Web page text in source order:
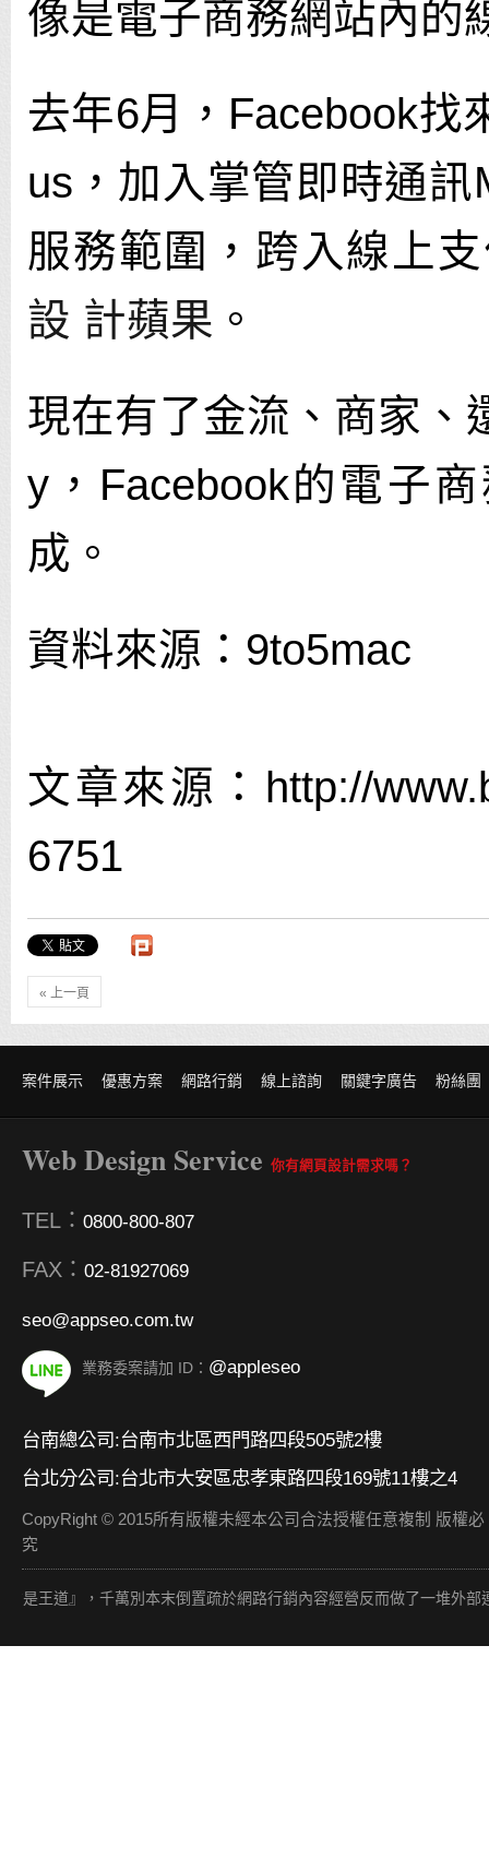
像是電子商務網站內的
去年6月，Facebook找
us，加入掌管即時通
服務範圍，跨入線上
設 計蘋果 。
現在有了金流、商家、
y，Facebook的電子
成。
資料來源：9to5mac
文章來源：http://
6751
« 上一頁
案件展示 優惠方案 網路行銷 線上諮詢 關鍵字廣告 粉絲團
Web Design Service 你有網頁設計需求嗎？
TEL： 0800-800-807
FAX： 02-81927069
seo@appseo.com.tw
業務委案請加 ID： @appleseo
台南總公司:台南市北區西門路四段505號2樓
台北分公司:台北市大安區忠孝東路四段169號11樓之4
CopyRight © 2015所有版權未經本公司合法授權任意複制 版權必
究
千萬別本末倒置疏於網路行銷內容經營反而做了一堆外部連結（